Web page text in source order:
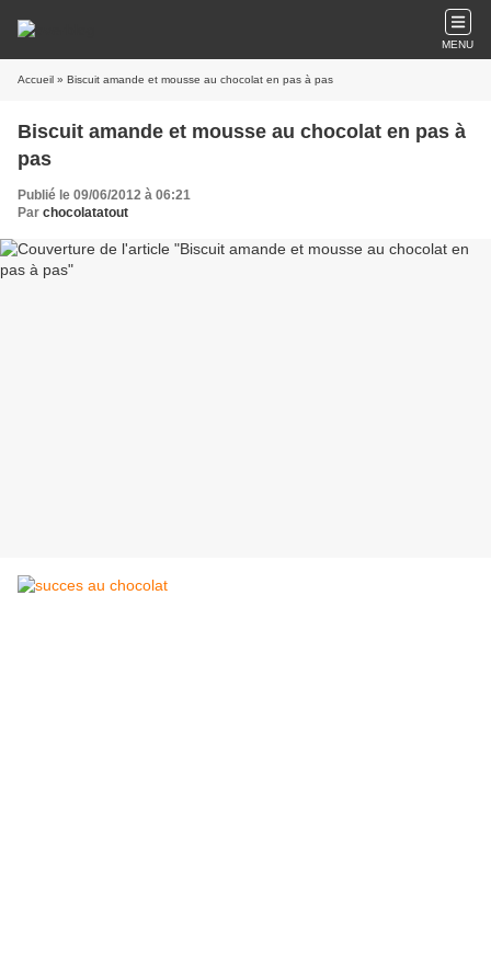
MENU
Accueil » Biscuit amande et mousse au chocolat en pas à pas
Biscuit amande et mousse au chocolat en pas à
pas
Publié le 09/06/2012 à 06:21
Par chocolatatout